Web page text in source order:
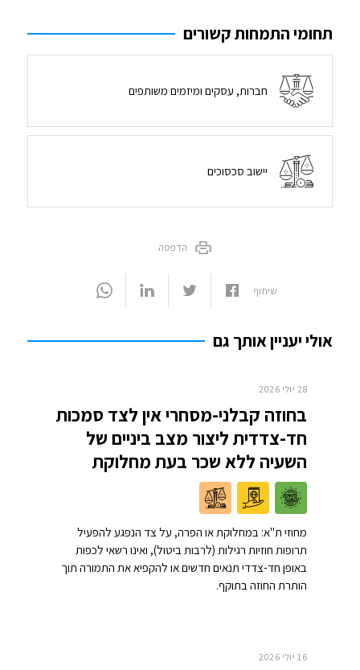
תחומי התמחות קשורים
חברות, עסקים ומיזמים משותפים
יישוב סכסוכים
הדפסה
שיתוף
אולי יעניין אותך גם
28 יולי 2026
בחוזה קבלני-מסחרי אין לצד סמכות
חד-צדדית ליצור מצב ביניים של
השעיה ללא שכר בעת מחלוקת
מחוזי ת"א: במחלוקת או הפרה, על צד הנפגע להפעיל
תרופות חוזיות רגילות (לרבות ביטול), ואינו רשאי לכפות
באופן חד-צדדי תנאים חדשים או להקפיא את התמורה תוך
הותרת החוזה בתוקף.
16 יולי 2026